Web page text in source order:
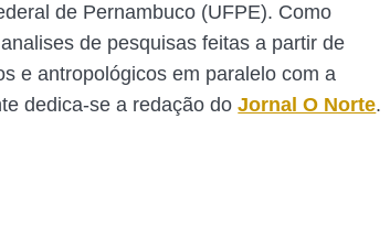
de Pernambuco (UFPE). Como
de pesquisas feitas a partir de
e antropológicos em paralelo com a
dedica-se a redação do Jornal O Norte.